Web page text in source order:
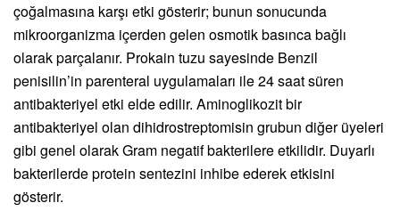
çoğalmasına karşı etki gösterir; bunun sonucunda
mikroorganizma içerden gelen osmotik basınca bağlı
olarak parçalanır. Prokain tuzu sayesinde Benzil
penisilin’in parenteral uygulamaları ile 24 saat süren
antibakteriyel etki elde edilir. Aminoglikozit bir
antibakteriyel olan dihidrostreptomisin grubun diğer üyeleri
gibi genel olarak Gram negatif bakterilere etkilidir. Duyarlı
bakterilerde protein sentezini inhibe ederek etkisini
gösterir.